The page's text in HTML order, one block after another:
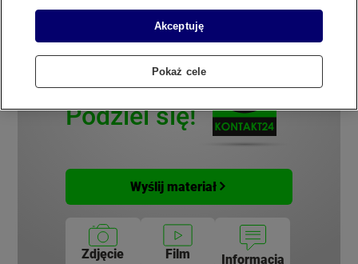
POLITYKA PRYWATNOŚCI
Copyright (C) 1997-2025 Korzystanie z materiałów redakcyjnych TVN S.A. / TVN Media Sp. z
pokrewnych TVN S.A. / TVN Media Sp. z o.o. wyraźnie zastrzega, że dalsze
rozpowszechnianie artykułów zamieszczonych w programach oraz na stronach
Ważny temat?
Podziel się!
Wyślij materiał
Zdjęcie Film Informacja
Akceptuję
Pokaż cele